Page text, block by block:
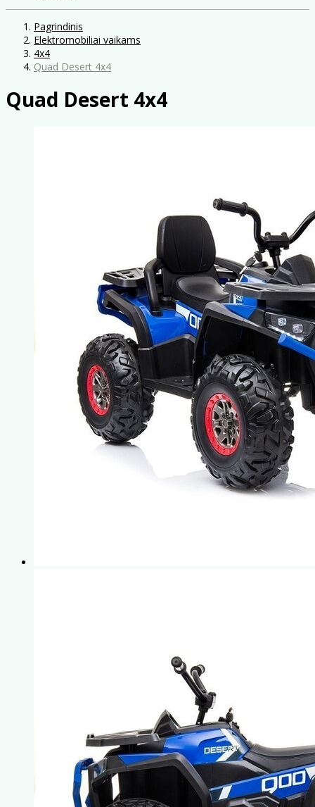
Pagrindinis
Elektromobiliai vaikams
4x4
Quad Desert 4x4
Quad Desert 4x4